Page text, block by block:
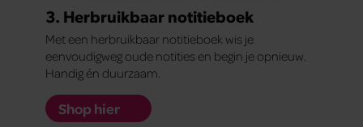
3. Herbruikbaar notitieboek
Met een herbruikbaar notitieboek wis je
eenvoudigweg oude notities en begin je opnieuw.
Handig én duurzaam.
Shop hier